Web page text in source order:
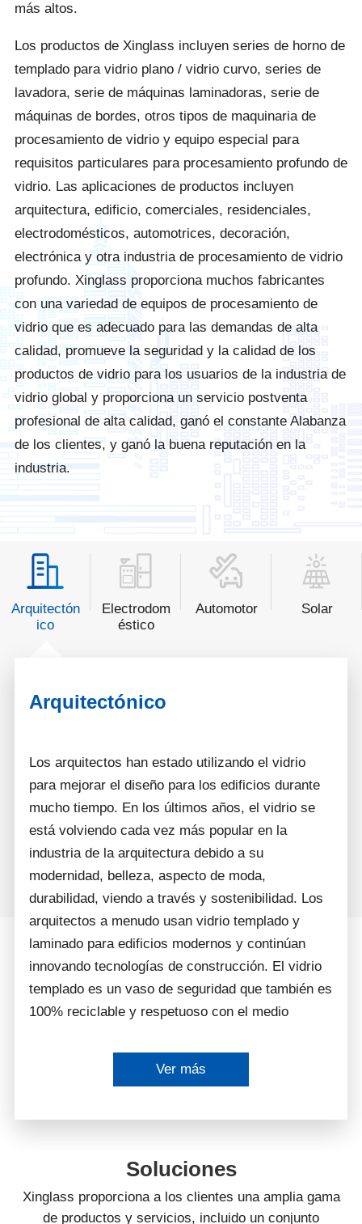
más altos.
Los productos de Xinglass incluyen series de horno de
templado para vidrio plano / vidrio curvo, series de
lavadora, serie de máquinas laminadoras, serie de
máquinas de bordes, otros tipos de maquinaria de
procesamiento de vidrio y equipo especial para
requisitos particulares para procesamiento profundo de
vidrio. Las aplicaciones de productos incluyen
arquitectura, edificio, comerciales, residenciales,
electrodomésticos, automotrices, decoración,
electrónica y otra industria de procesamiento de vidrio
profundo. Xinglass proporciona muchos fabricantes
con una variedad de equipos de procesamiento de
vidrio que es adecuado para las demandas de alta
calidad, promueve la seguridad y la calidad de los
productos de vidrio para los usuarios de la industria de
vidrio global y proporciona un servicio postventa
profesional de alta calidad, ganó el constante Alabanza
de los clientes, y ganó la buena reputación en la
industria.
Arquitectón
ico
Electrodom
éstico
Automotor Solar
Arquitectónico
Los arquitectos han estado utilizando el vidrio
para mejorar el diseño para los edificios durante
mucho tiempo. En los últimos años, el vidrio se
está volviendo cada vez más popular en la
industria de la arquitectura debido a su
modernidad, belleza, aspecto de moda,
durabilidad, viendo a través y sostenibilidad. Los
arquitectos a menudo usan vidrio templado y
laminado para edificios modernos y continúan
innovando tecnologías de construcción. El vidrio
templado es un vaso de seguridad que también es
100% reciclable y respetuoso con el medio
edificios pueden cumplir con los estándares de
Ver más
Soluciones
Xinglass proporciona a los clientes una amplia gama
de productos y servicios, incluido un conjunto